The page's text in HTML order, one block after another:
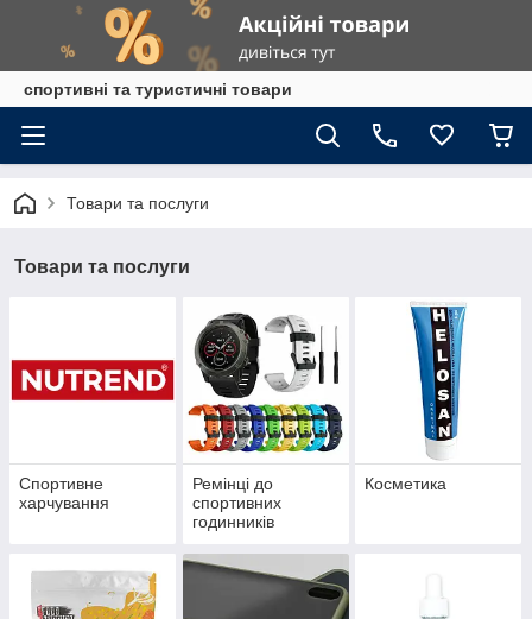
спортивні та туристичні товари
Товари та послуги
Товари та послуги
Спортивне
харчування
Ремінці до
спортивних
годинників
Косметика